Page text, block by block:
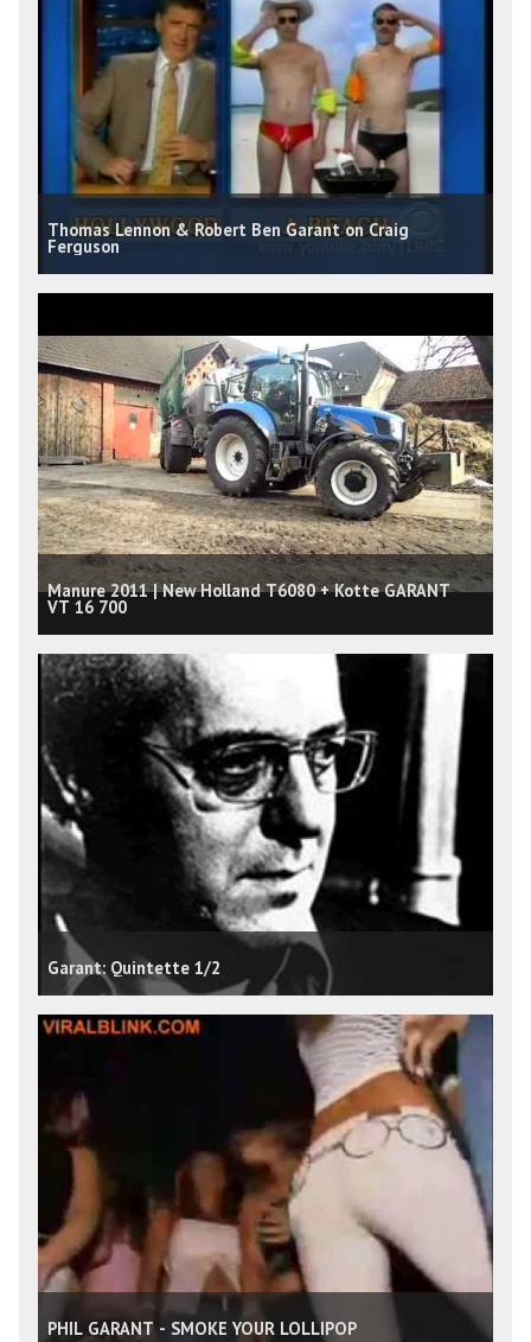
Thomas Lennon & Robert Ben Garant on Craig
Ferguson
Manure 2011 | New Holland T6080 + Kotte GARANT
VT 16 700
Garant: Quintette 1/2
PHIL GARANT - SMOKE YOUR LOLLIPOP